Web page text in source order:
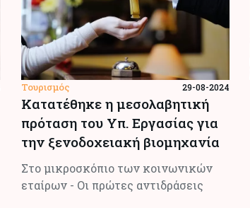
Τουρισμός 29-08-2024
Κατατέθηκε η μεσολαβητική
πρόταση του Υπ. Εργασίας για
την ξενοδοχειακή βιομηχανία
Στο μικροσκόπιο των κοινωνικών
εταίρων - Οι πρώτες αντιδράσεις